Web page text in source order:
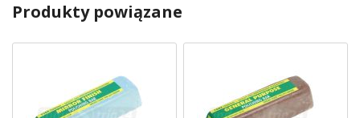
Produkty powiązane